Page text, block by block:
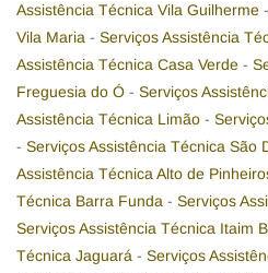
Assistência Técnica Vila Guilherme -
Vila Maria - Serviços Assistência
Assistência Técnica Casa Verde -
Freguesia do Ó - Serviços
Assistência Técnica Limão -
- Serviços Assistência Técnica São
Assistência Técnica Alto de
Técnica Barra Funda - Serviços
Serviços Assistência Técnica Itaim
Técnica Jaguará - Serviços